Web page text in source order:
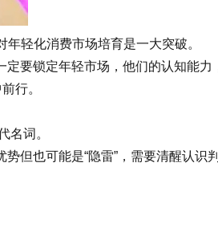
轻化消费市场培育是一大突破。
要锁定年轻市场，他们的认知能力
行。
名词。
但也可能是“隐雷”，需要清醒认识